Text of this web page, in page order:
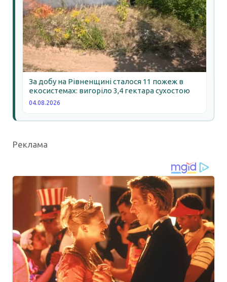
За добу на Рівненщині сталося 11 пожеж в
екосистемах: вигоріло 3,4 гектара сухостою
04.08.2026
Реклама